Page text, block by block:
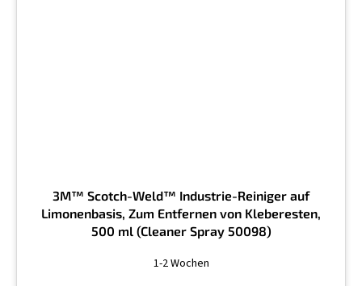
3M™ Scotch-Weld™ Industrie-Reiniger auf
Limonenbasis, Zum Entfernen von Kleberesten,
500 ml (Cleaner Spray 50098)
Die
durchschnittliche
1-2 Wochen